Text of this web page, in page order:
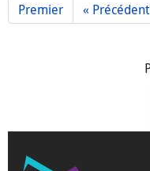
Premier « Précédent